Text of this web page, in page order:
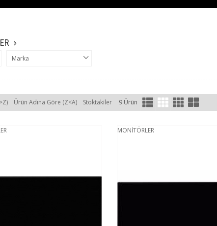
Marka
Ürün Adına Göre (Z<A) Stoktakiler 9 Ürün
MONİTÖRLER